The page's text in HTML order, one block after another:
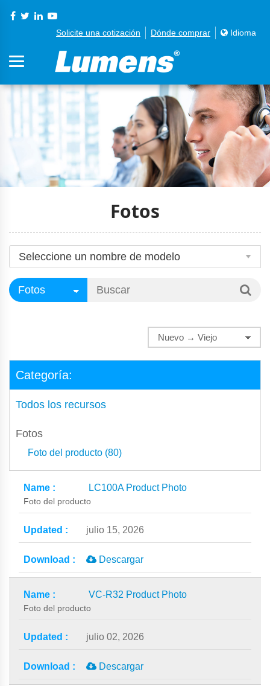
Solicite una cotización Dónde comprar Idioma
Fotos
Categoría:
Todos los recursos
Fotos
Foto del producto (80)
LC100A Product Photo
Foto del producto
julio 15, 2026
Descargar
VC-R32 Product Photo
Foto del producto
julio 02, 2026
Descargar